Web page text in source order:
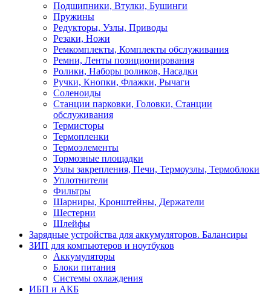
Подшипники, Втулки, Бушинги
Пружины
Редукторы, Узлы, Приводы
Резаки, Ножи
Ремкомплекты, Комплекты обслуживания
Ремни, Ленты позиционирования
Ролики, Наборы роликов, Насадки
Ручки, Кнопки, Флажки, Рычаги
Соленоиды
Станции парковки, Головки, Станции
обслуживания
Термисторы
Термопленки
Термоэлементы
Тормозные площадки
Узлы закрепления, Печи, Термоузлы, Термоблоки
Уплотнители
Фильтры
Шарниры, Кронштейны, Держатели
Шестерни
Шлейфы
Зарядные устройства для аккумуляторов. Балансиры
ЗИП для компьютеров и ноутбуков
Аккумуляторы
Блоки питания
Системы охлаждения
ИБП и АКБ